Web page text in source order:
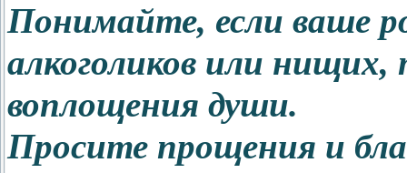
Понимайте, если ваше
алкоголиков или нищих,
воплощения души.
Просите прощения и